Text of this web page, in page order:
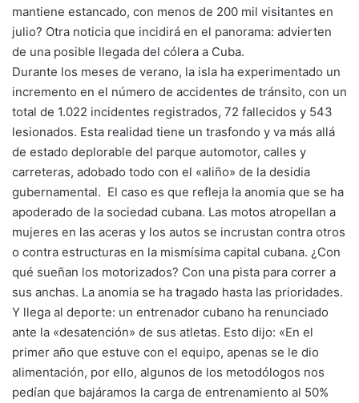
mantiene estancado, con menos de 200 mil visitantes en
julio? Otra noticia que incidirá en el panorama: advierten
de una posible llegada del cólera a Cuba.
Durante los meses de verano, la isla ha experimentado un
incremento en el número de accidentes de tránsito, con un
total de 1.022 incidentes registrados, 72 fallecidos y 543
lesionados. Esta realidad tiene un trasfondo y va más allá
de estado deplorable del parque automotor, calles y
carreteras, adobado todo con el «aliño» de la desidia
gubernamental. El caso es que refleja la anomia que se ha
apoderado de la sociedad cubana. Las motos atropellan a
mujeres en las aceras y los autos se incrustan contra otros
o contra estructuras en la mismísima capital cubana. ¿Con
qué sueñan los motorizados? Con una pista para correr a
sus anchas. La anomia se ha tragado hasta las prioridades.
Y llega al deporte: un entrenador cubano ha renunciado
ante la «desatención» de sus atletas. Esto dijo: «En el
primer año que estuve con el equipo, apenas se le dio
alimentación, por ello, algunos de los metodólogos nos
pedían que bajáramos la carga de entrenamiento al 50%